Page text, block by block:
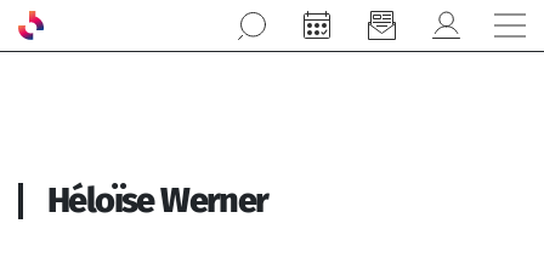
Aller au contenu principal
Héloïse Werner